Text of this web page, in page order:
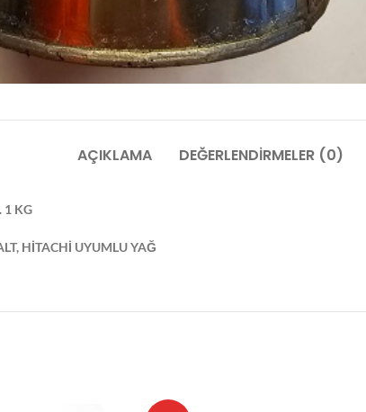
AÇIKLAMA DEĞERLENDIRMELER (0)
1 KG
HİTACHİ UYUMLU YAĞ